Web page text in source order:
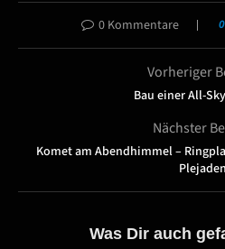
0 Kommentare 0
Vorheriger
Bau einer All-
Nächster
Komet am Abendhimmel –
Plejaden
Was Dir auch